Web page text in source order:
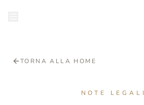
TORNA ALLA HOME
NOTE LEGALI